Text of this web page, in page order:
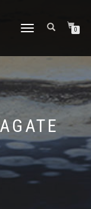
DÉPLIER
0